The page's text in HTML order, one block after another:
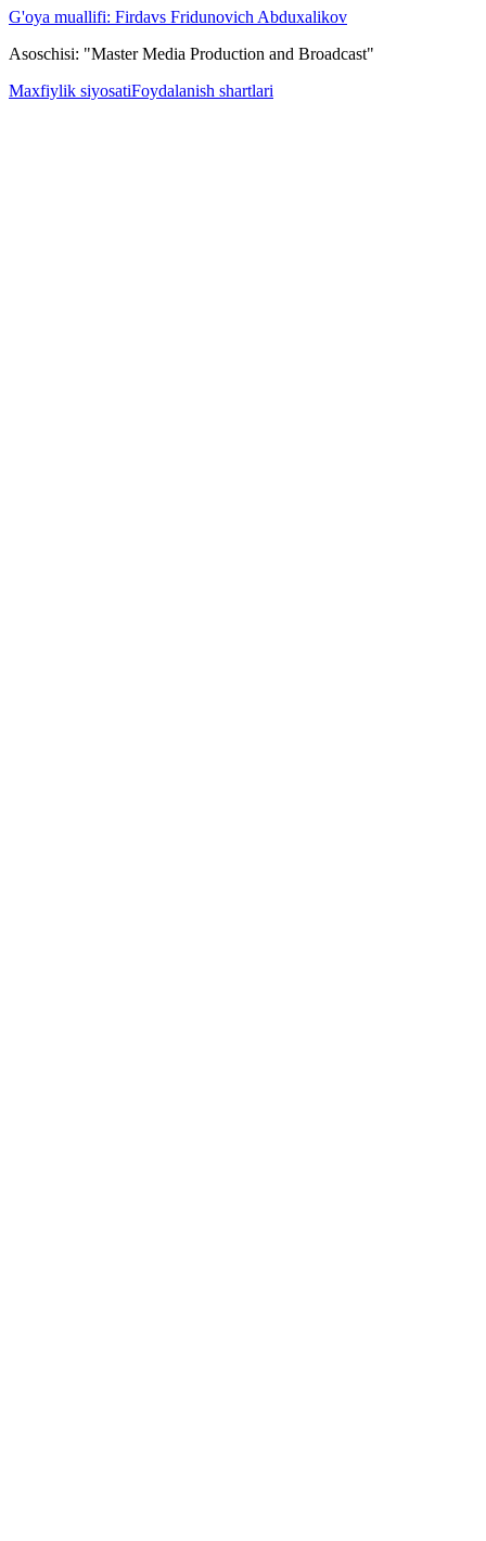
G'oya muallifi: Firdavs Fridunovich Abduxalikov
Asoschisi: "Master Media Production and Broadcast"
Maxfiylik siyosatiFoydalanish shartlari